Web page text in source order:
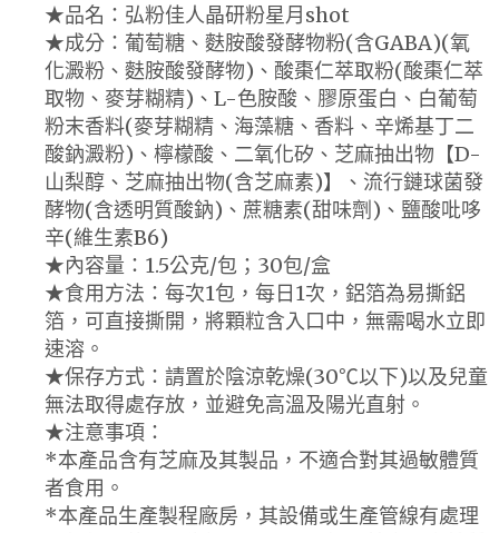
★品名：弘粉佳人晶研粉星月shot
★成分：葡萄糖、麩胺酸發酵物粉(含GABA)(氧
化澱粉、麩胺酸發酵物)、酸棗仁萃取粉(酸棗仁萃
取物、麥芽糊精)、L-色胺酸、膠原蛋白、白葡萄
粉末香料(麥芽糊精、海藻糖、香料、辛烯基丁二
酸鈉澱粉)、檸檬酸、二氧化矽、芝麻抽出物【D-
山梨醇、芝麻抽出物(含芝麻素)】、流行鏈球菌發
酵物(含透明質酸鈉)、蔗糖素(甜味劑)、鹽酸吡哆
辛(維生素B6)
★內容量：1.5公克/包；30包/盒
★食用方法：每次1包，每日1次，鋁箔為易撕鋁
箔，可直接撕開，將顆粒含入口中，無需喝水立即
速溶。
★保存方式：請置於陰涼乾燥(30℃以下)以及兒童
無法取得處存放，並避免高溫及陽光直射。
★注意事項：
*本產品含有芝麻及其製品，不適合對其過敏體質
者食用。
*本產品生產製程廠房，其設備或生產管線有處理